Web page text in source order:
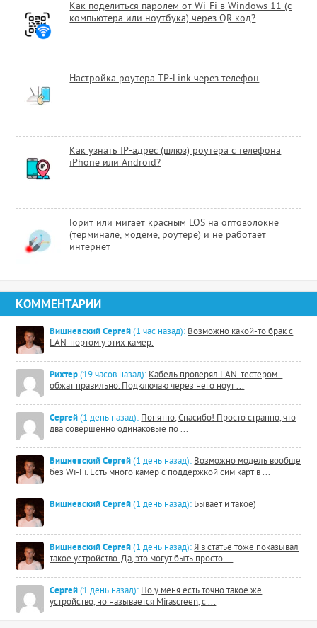
Как поделиться паролем от Wi-Fi в Windows 11 (с
компьютера или ноутбука) через QR-код?
Настройка роутера TP-Link через телефон
Как узнать IP-адрес (шлюз) роутера с телефона
iPhone или Android?
Горит или мигает красным LOS на оптоволокне
(терминале, модеме, роутере) и не работает
интернет
КОММЕНТАРИИ
Вишневский Сергей (1 час назад): Возможно какой-то брак с
LAN-портом у этих камер.
Рихтер (19 часов назад): Кабель проверял LAN-тестером -
обжат правильно. Подключаю через него ноут ...
Сергей (1 день назад): Понятно, Спасибо! Просто странно, что
два совершенно одинаковые по ...
Вишневский Сергей (1 день назад): Возможно модель вообще
без Wi-Fi. Есть много камер с поддержкой сим карт в ...
Вишневский Сергей (1 день назад): Бывает и такое)
Вишневский Сергей (1 день назад): Я в статье тоже показывал
такое устройство. Да, это могут быть просто ...
Сергей (1 день назад): Но у меня есть точно такое же
устройство, но называется Mirascreen, с ...